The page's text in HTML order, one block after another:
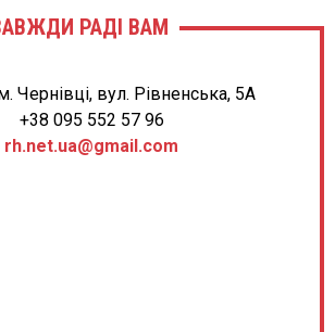
РАДІ ВАМ
Чернівці, вул. Рівненська, 5А
+38 095 552 57 96
rh.net.ua@gmail.com